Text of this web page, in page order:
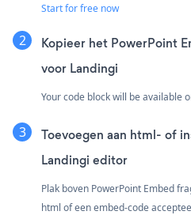
Start for free now
Kopieer het PowerPoint
voor Landingi
Your code block will be available
Toevoegen aan html- of
Landingi editor
Plak boven PowerPoint Embed
html of een embed-code